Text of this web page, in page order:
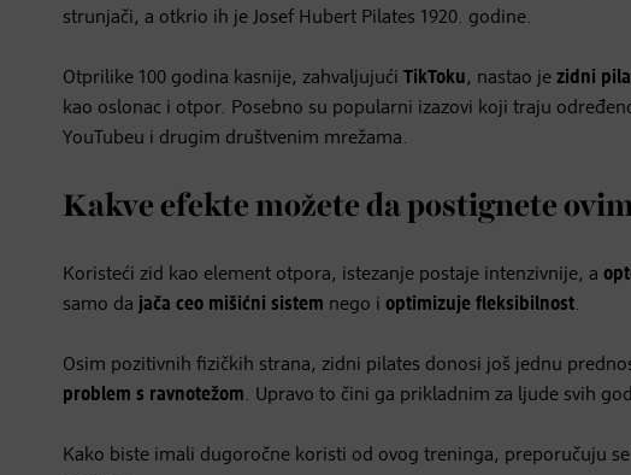
strunjači, a otkrio ih je Josef Hubert Pilates 1920. godine.
Otprilike 100 godina kasnije, zahvaljujući TikToku, nastao je zidni
kao oslonac i otpor. Posebno su popularni izazovi koji traju
YouTubeu i drugim društvenim mrežama.
Kakve efekte možete da postignete
Koristeći zid kao element otpora, istezanje postaje intenzivnije, a
samo da jača ceo mišićni sistem nego i optimizuje fleksibilnost.
Osim pozitivnih fizičkih strana, zidni pilates donosi još jednu
problem s ravnotežom. Upravo to čini ga prikladnim za ljude svih
Kako biste imali dugoročne koristi od ovog treninga, preporučuju se